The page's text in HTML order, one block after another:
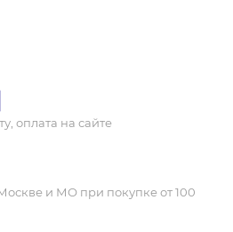
оплата на сайте
и МО при покупке от 100